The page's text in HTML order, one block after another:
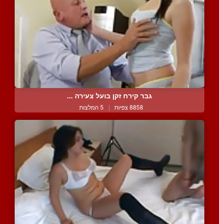
גבר קירח זקן בועל צעירה ...
8858 צפיות | 5 המלצות